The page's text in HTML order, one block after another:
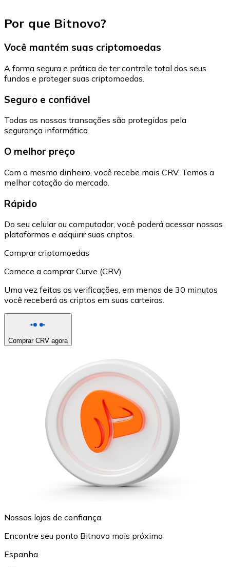
Por que Bitnovo?
Você mantém suas criptomoedas
A forma segura e prática de ter controle total dos seus
fundos e proteger suas criptomoedas.
Seguro e confiável
Todas as nossas transações são protegidas pela
segurança informática.
O melhor preço
Com o mesmo dinheiro, você recebe mais CRV. Temos a
melhor cotação do mercado.
Rápido
Do seu celular ou computador, você poderá acessar nossas
plataformas e adquirir suas criptos.
Comprar criptomoedas
Comece a comprar Curve (CRV)
Uma vez feitas as verificações, em menos de 30 minutos
você receberá as criptos em suas carteiras.
Comprar CRV agora
Nossas lojas de confiança
Encontre seu ponto Bitnovo mais próximo
Espanha